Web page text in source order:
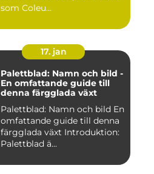
som Coleu...
17. jan
Palettblad: Namn och bild -
En omfattande guide till
denna färgglada växt
Palettblad: Namn och bild En
omfattande guide till denna
färgglada växt Introduktion:
Palettblad ä...